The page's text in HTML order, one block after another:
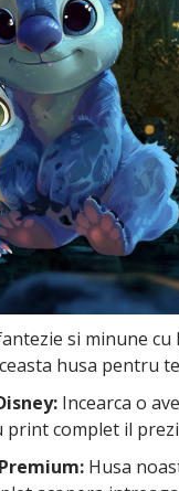
si minune
husa pentru
Incearca o
print complet il
Husa